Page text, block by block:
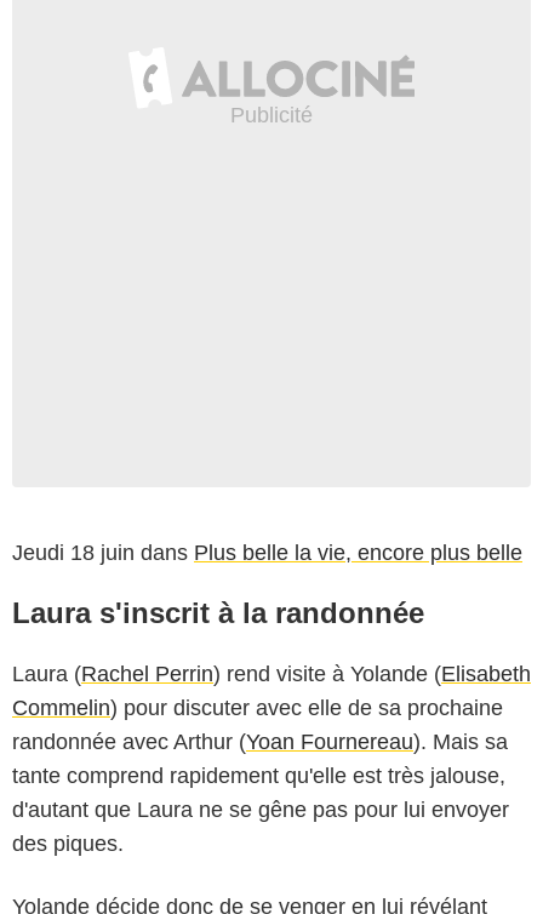
Jeudi 18 juin dans Plus belle la vie, encore plus belle
Laura s'inscrit à la randonnée
Laura (Rachel Perrin) rend visite à Yolande (Elisabeth
Commelin) pour discuter avec elle de sa prochaine
randonnée avec Arthur (Yoan Fournereau). Mais sa
tante comprend rapidement qu'elle est très jalouse,
d'autant que Laura ne se gêne pas pour lui envoyer
des piques.
Yolande décide donc de se venger en lui révélant